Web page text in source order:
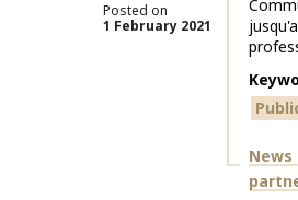
Posted on
1 February 2021